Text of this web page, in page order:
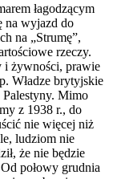
łagodzącym
na wyjazd do
na „Strumę”,
rzeczy.
i żywności, prawie
Władze brytyjskie
Palestyny. Mimo
z 1938 r., do
nie więcej niż
ludziom nie
że nie będzie
połowy grudnia